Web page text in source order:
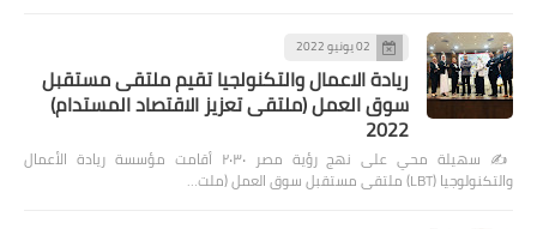
02 يونيو 2022
ريادة الاعمال والتكنولجيا تقيم ملتقى مستقبل
سوق العمل (ملتقى تعزيز الاقتصاد المستدام)
2022
✍️ سهيلة محي على نهج رؤية مصر ٢٠٣٠ أقامت مؤسسة ريادة الأعمال
والتكنولوجيا (LBT) ملتقى مستقبل سوق العمل (ملت…